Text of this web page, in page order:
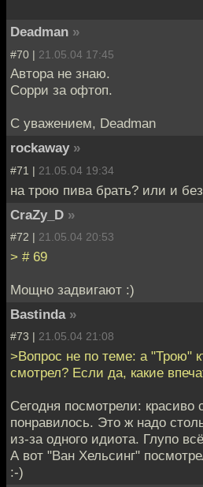
Deadman »
#70 | 21.05.04 17:45
Автора не знаю.
Сорри за офтоп.
С уважением, Deadman
rockaway »
#71 | 21.05.04 19:34
на трою пива брать? или и
CraZy_D »
#72 | 21.05.04 20:53
> # 69
Мощно задвигают :)
Bastinda »
#73 | 21.05.04 21:08
>Вопрос не по теме: а "Трою"
смотрел? Если да, какие
Сегодня посмотрели: красиво
понравилось. Это ж надо
из-за одного идиота. Глупо
А вот "Ван Хельсинг"
:-)